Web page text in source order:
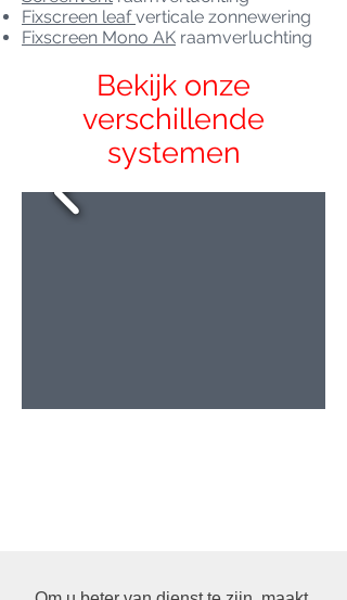
Fixscreen leafverticale zonnewering
Fixscreen Mono AK raamverluchting
Bekijk onze
verschillende
systemen